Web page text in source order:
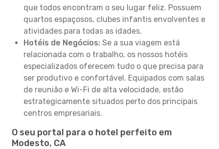
que todos encontram o seu lugar feliz. Possuem
quartos espaçosos, clubes infantis envolventes e
atividades para todas as idades.
Hotéis de Negócios: Se a sua viagem está
relacionada com o trabalho, os nossos hotéis
especializados oferecem tudo o que precisa para
ser produtivo e confortável. Equipados com salas
de reunião e Wi-Fi de alta velocidade, estão
estrategicamente situados perto dos principais
centros empresariais.
O seu portal para o hotel perfeito em
Modesto, CA